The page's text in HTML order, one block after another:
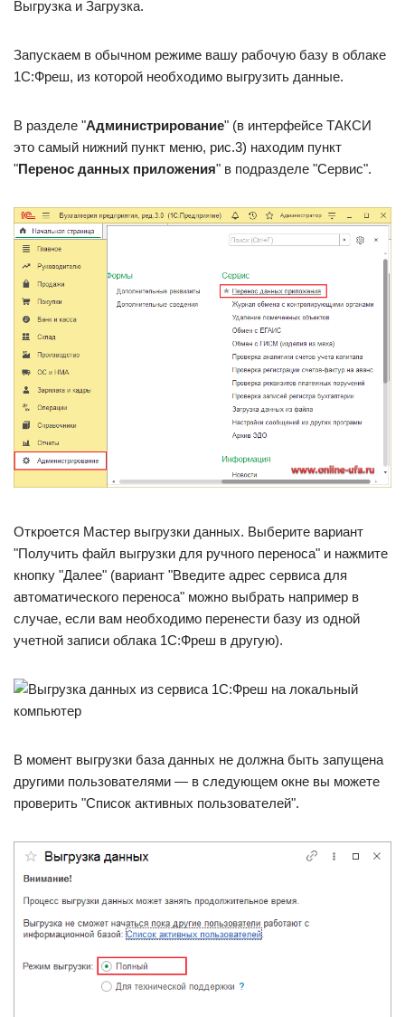
Выгрузка и Загрузка.
Запускаем в обычном режиме вашу рабочую базу в облаке
1С:Фреш, из которой необходимо выгрузить данные.
В разделе "Администрирование" (в интерфейсе ТАКСИ
это самый нижний пункт меню, рис.3) находим пункт
"Перенос данных приложения" в подразделе "Сервис".
Откроется Мастер выгрузки данных. Выберите вариант
"Получить файл выгрузки для ручного переноса" и нажмите
кнопку "Далее" (вариант "Введите адрес сервиса для
автоматического переноса" можно выбрать например в
случае, если вам необходимо перенести базу из одной
учетной записи облака 1С:Фреш в другую).
В момент выгрузки база данных не должна быть запущена
другими пользователями — в следующем окне вы можете
проверить "Список активных пользователей".